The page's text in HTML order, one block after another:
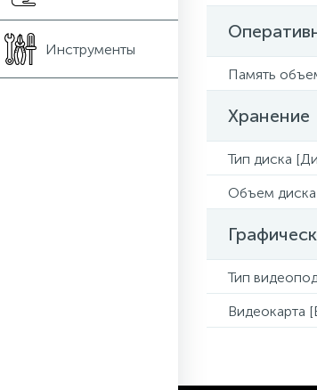
Инструменты
Память
Хранение
Тип диска
Объем диска
Тип
Видеокарта